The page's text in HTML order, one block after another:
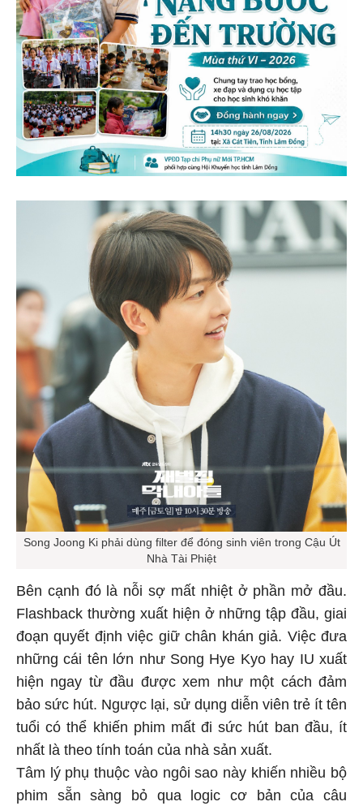
Song Joong Ki phải dùng filter để đóng sinh viên trong Cậu Út
Nhà Tài Phiệt
Bên cạnh đó là nỗi sợ mất nhiệt ở phần mở đầu.
Flashback thường xuất hiện ở những tập đầu, giai
đoạn quyết định việc giữ chân khán giả. Việc đưa
những cái tên lớn như Song Hye Kyo hay IU xuất
hiện ngay từ đầu được xem như một cách đảm
bảo sức hút. Ngược lại, sử dụng diễn viên trẻ ít tên
tuổi có thể khiến phim mất đi sức hút ban đầu, ít
nhất là theo tính toán của nhà sản xuất.
Tâm lý phụ thuộc vào ngôi sao này khiến nhiều bộ
phim sẵn sàng bỏ qua logic cơ bản của câu